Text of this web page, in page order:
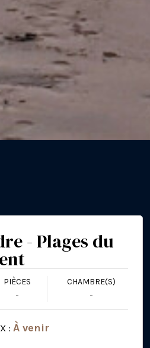
- Plages du
PIÈCES
-
CHAMBRE(S)
-
: À venir